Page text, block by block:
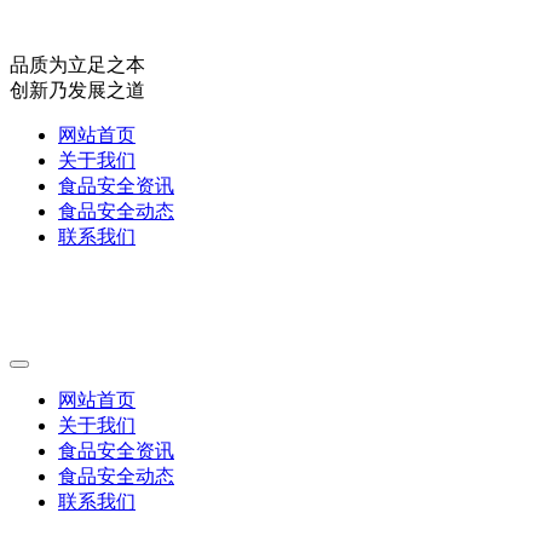
品质为立足之本
创新乃发展之道
网站首页
关于我们
食品安全资讯
食品安全动态
联系我们
网站首页
关于我们
食品安全资讯
食品安全动态
联系我们